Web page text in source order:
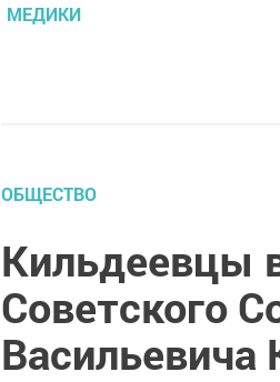
МЕДИКИ
ОБЩЕСТВО
Кильдеевцы
Советского
Васильевича